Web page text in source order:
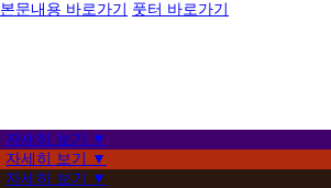
본문내용 바로가기 풋터 바로가기
자세히 보기 ▼
자세히 보기 ▼
자세히 보기 ▼